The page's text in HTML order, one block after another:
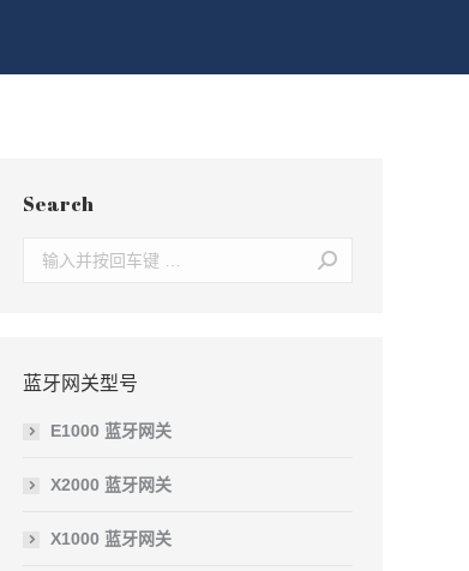
Search
Search:
蓝牙网关型号
E1000 蓝牙网关
X2000 蓝牙网关
X1000 蓝牙网关